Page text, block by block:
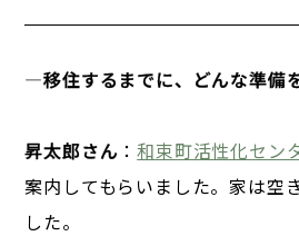
―移住するまでに、どんな準備
昇太郎さん ：和束町活性化セン
案内してもらいました。家は空
した。